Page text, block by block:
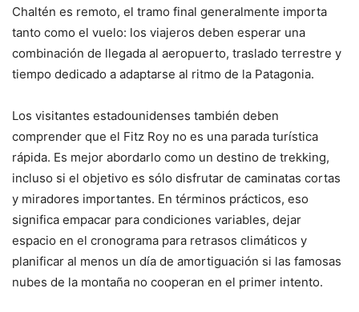
Chaltén es remoto, el tramo final generalmente importa
tanto como el vuelo: los viajeros deben esperar una
combinación de llegada al aeropuerto, traslado terrestre y
tiempo dedicado a adaptarse al ritmo de la Patagonia.
Los visitantes estadounidenses también deben
comprender que el Fitz Roy no es una parada turística
rápida. Es mejor abordarlo como un destino de trekking,
incluso si el objetivo es sólo disfrutar de caminatas cortas
y miradores importantes. En términos prácticos, eso
significa empacar para condiciones variables, dejar
espacio en el cronograma para retrasos climáticos y
planificar al menos un día de amortiguación si las famosas
nubes de la montaña no cooperan en el primer intento.